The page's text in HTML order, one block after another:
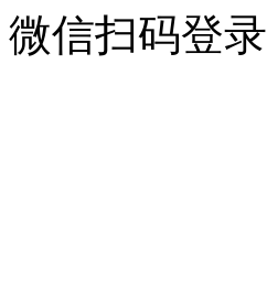
微信扫码登录